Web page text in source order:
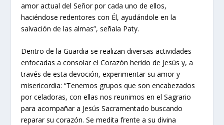
amor actual del Señor por cada uno de ellos,
haciéndose redentores con Él, ayudándole en la
salvación de las almas”, señala Paty.
Dentro de la Guardia se realizan diversas actividades
enfocadas a consolar el Corazón herido de Jesús y, a
través de esta devoción, experimentar su amor y
misericordia: “Tenemos grupos que son encabezados
por celadoras, con ellas nos reunimos en el Sagrario
para acompañar a Jesús Sacramentado buscando
reparar su corazón. Se medita frente a su divina